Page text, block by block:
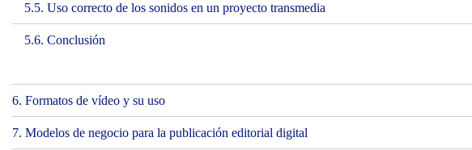
5.5. Uso correcto de los sonidos en un proyecto transmedia
5.6. Conclusión
6. Formatos de vídeo y su uso
7. Modelos de negocio para la publicación editorial digital